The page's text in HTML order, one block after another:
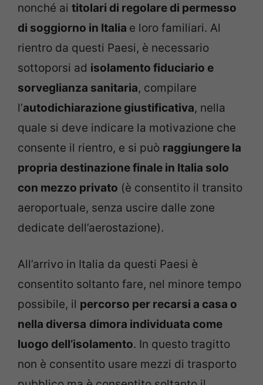
nonché ai titolari di regolare di permesso
di soggiorno in Italia e loro familiari. Al
rientro da questi Paesi, è necessario
sottoporsi ad isolamento fiduciario e
sorveglianza sanitaria, compilare
l’autodichiarazione giustificativa, nella
quale si deve indicare la motivazione che
consente il rientro, e si può raggiungere la
propria destinazione finale in Italia solo
con mezzo privato (è consentito il transito
aeroportuale, senza uscire dalle zone
dedicate dell’aerostazione).
All’arrivo in Italia da questi Paesi è
consentito soltanto fare, nel minore tempo
possibile, il percorso per recarsi a casa o
nella diversa dimora individuata come
luogo dell’isolamento. In questo tragitto
non è consentito usare mezzi di trasporto